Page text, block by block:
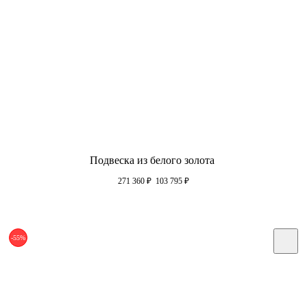
Подвеска из белого золота
271 360 ₽ 103 795 ₽
-55%